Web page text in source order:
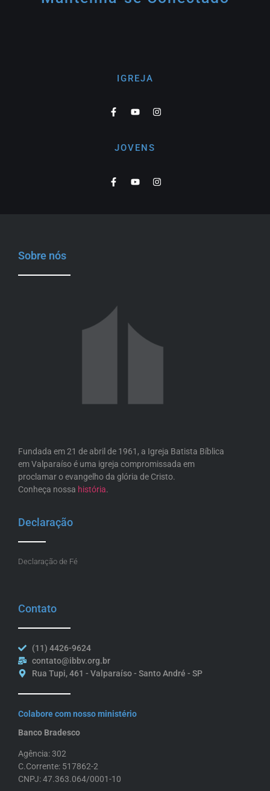
IGREJA
JOVENS
Sobre nós
Fundada em 21 de abril de 1961, a Igreja Batista Bíblica
em Valparaíso é uma igreja compromissada em
proclamar o evangelho da glória de Cristo.
Conheça nossa história.
Declaração
Declaração de Fé
Contato
(11) 4426-9624
contato@ibbv.org.br
Rua Tupi, 461 - Valparaíso - Santo André - SP
Colabore com nosso ministério
Banco Bradesco
Agência: 302
C.Corrente: 517862-2
CNPJ: 47.363.064/0001-10